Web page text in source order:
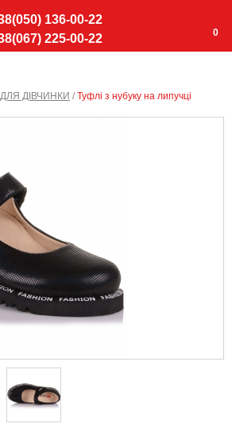
136-00-22
225-00-22
0
ДЛЯ ДІВЧИНКИ /Туфлі з нубуку на липучці